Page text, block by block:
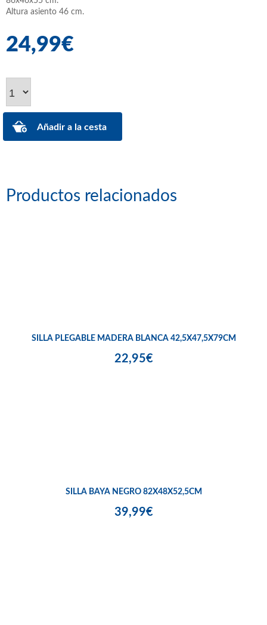
Altura asiento 46 cm.
24,99€
Productos relacionados
SILLA PLEGABLE MADERA BLANCA 42,5X47,5X79CM
22,95€
SILLA BAYA NEGRO 82X48X52,5CM
39,99€